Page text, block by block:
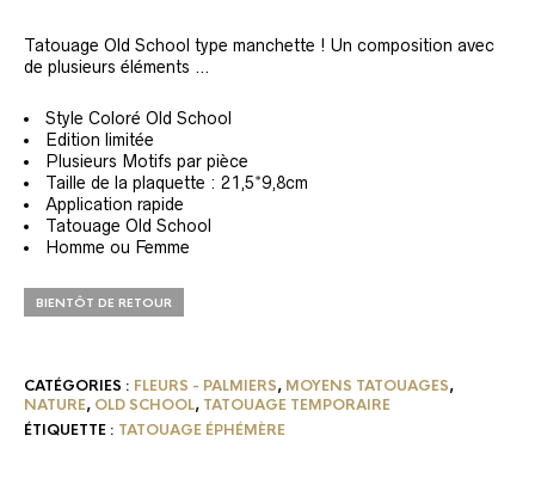
Tatouage Old School type manchette ! Un composition avec
de plusieurs éléments …
Style Coloré Old School
Edition limitée
Plusieurs Motifs par pièce
Taille de la plaquette : 21,5*9,8cm
Application rapide
Tatouage Old School
Homme ou Femme
BIENTÔT DE RETOUR
CATÉGORIES : FLEURS - PALMIERS, MOYENS TATOUAGES,
NATURE, OLD SCHOOL, TATOUAGE TEMPORAIRE
ÉTIQUETTE : TATOUAGE ÉPHÉMÈRE